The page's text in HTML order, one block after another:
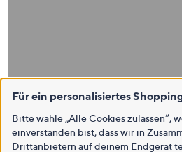
Für ein personalisiertes
Bitte wähle „Alle Cookies zulassen“,
einverstanden bist, dass wir in
Drittanbietern auf deinem Endgerät